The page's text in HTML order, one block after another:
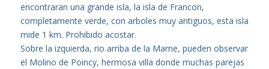
encontraran una grande isla, la isla de Francon,
completamente verde, con arboles muy antiguos, esta isla
mide 1 km. Prohibido acostar.
Sobre la izquierda, rio arriba de la Marne, pueden observar
el Molino de Poincy, hermosa villa donde muchas parejas